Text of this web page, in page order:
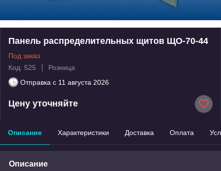
Панель распределительных щитов ЩО-70-44
Под заказ
Код: 525
Розница
Отправка с 11 августа 2026
Цену уточняйте
Описание Характеристики Доставка Оплата
Описание